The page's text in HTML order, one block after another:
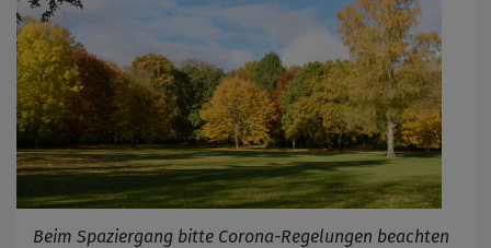
Beim Spaziergang bitte Corona-Regelungen beachten